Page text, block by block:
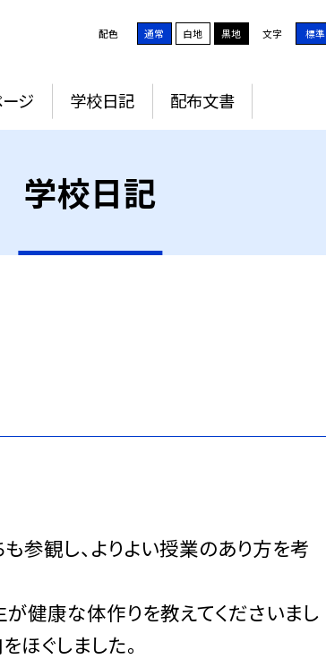
配色 通常 白地 黒地 文字 標準
ージ 学校日記 配布文書
学校日記
参観し、よりよい授業のあり方を考
健康な体作りを教えてくださいまし
ほぐしました。